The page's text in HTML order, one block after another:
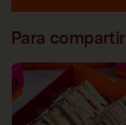
Para compartir